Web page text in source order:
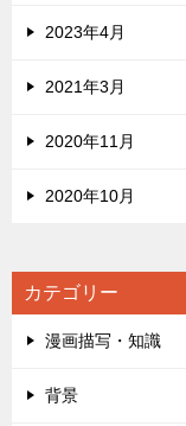
2023年4月
2021年3月
2020年11月
2020年10月
カテゴリー
漫画描写・知識
背景